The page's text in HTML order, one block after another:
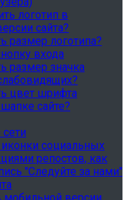
логотип в
сайта?
размер логотипа?
входа
размер значка
цвет шрифта
сайте?
социальных
репостов, как
"Следуйте за нами"